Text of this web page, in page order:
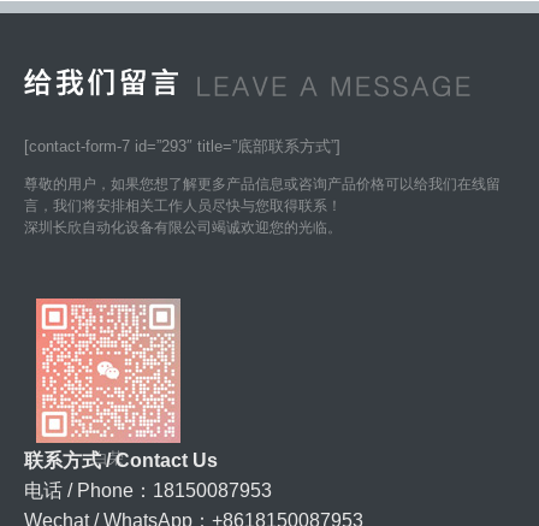
[contact-form-7 id=”293″ title=”底部联系方式”]
尊敬的用户，如果您想了解更多产品信息或咨询产品价格可以给我们在线留
言，我们将安排相关工作人员尽快与您取得联系！
深圳长欣自动化设备有限公司竭诚欢迎您的光临。
白荣
联系方式 / Contact Us
电话 / Phone：18150087953
Wechat / WhatsApp：+8618150087953